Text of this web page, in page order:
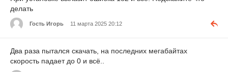
делать
Гость Игорь 11 марта 2025 20:12
Два раза пытался скачать, на последних мегабайтах
скорость падает до 0 и всё..